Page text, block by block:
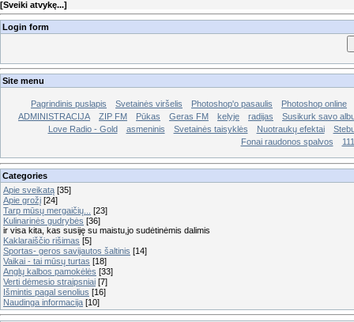
[Sveiki atvykę...]
Login form
Site menu
Pagrindinis puslapis Svetainės viršelis Photoshop'o pasaulis
Photoshop online
ADMINISTRACIJA
ZIP FM Pūkas Geras FM kelyje radijas
Susikurk savo
Love Radio - Gold
asmeninis Svetainės taisyklės Nuotraukų efektai
Fonai raudonos spalvos
111
Categories
Apie sveikatą [35]
Apie grožį [24]
Tarp mūsų mergaičių...
[23]
Kulinarinės gudrybės [36]
ir visa kita, kas susiję su maistu,jo sudėtinėmis dalimis
Kaklaraiščio rišimas [5]
Sportas- geros savijautos šaltinis [14]
Vaikai - tai mūsų turtas [18]
Anglų kalbos pamokėlės [33]
Verti dėmesio straipsniai [7]
Išmintis pagal senolius [16]
Naudinga informacija [10]